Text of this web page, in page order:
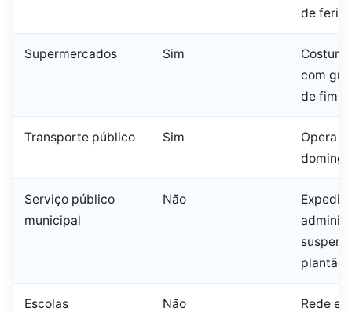
de
Supermercados Sim
com
de fim
Transporte público Sim
Opera
Serviço público
municipal
Não
plantão
Escolas Não
Rede